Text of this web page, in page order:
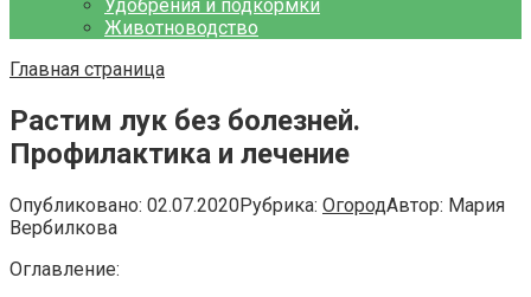
Удобрения и подкормки
Животноводство
Главная страница
Растим лук без болезней.
Профилактика и лечение
Опубликовано: 02.07.2020Рубрика: ОгородАвтор: Мария
Вербилкова
Оглавление: